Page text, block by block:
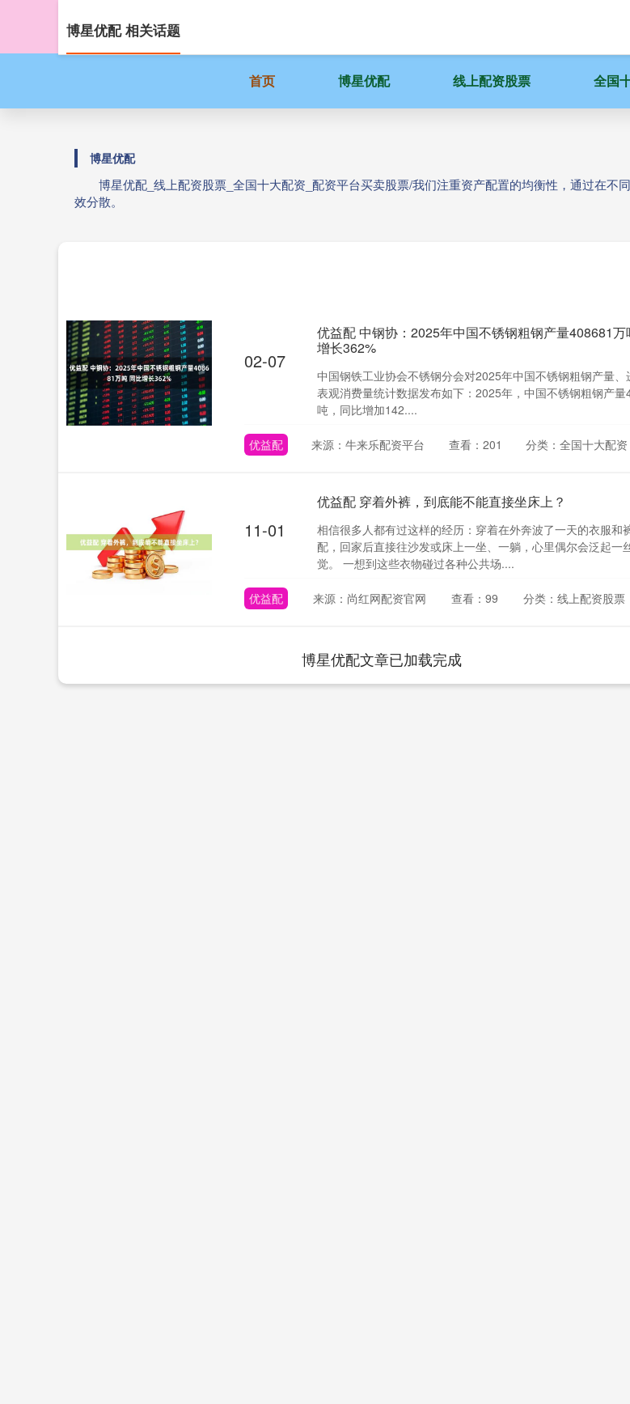
首页 博星优配 线上配资股票 全国
博星优配
博星优配_线上配资股票_全国十大配资_配资平台买卖股票/我们注重资产配置的均衡性，通过在
效分散。
博星优配 相关话题
02-07
优益配 中钢协：2025年中国不锈钢粗钢产量408681万
增长362%
中国钢铁工业协会不锈钢分会对2025年中国不锈钢粗钢产量、
表观消费量统计数据发布如下：2025年，中国不锈钢粗钢产量
吨，同比增加142....
优益配 来源：牛来乐配资平台 查看：201 分类：全国十大配资
11-01
优益配 穿着外裤，到底能不能直接坐床上？
相信很多人都有过这样的经历：穿着在外奔波了一天的衣服和
配，回家后直接往沙发或床上一坐、一躺，心里偶尔会泛起一
觉。 一想到这些衣物碰过各种公共场....
优益配 来源：尚红网配资官网 查看：99 分类：线上配资股票
博星优配文章已加载完成